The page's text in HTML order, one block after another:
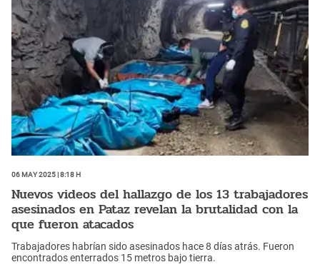
06 May 2025 | 8:18 h
Nuevos videos del hallazgo de los 13 trabajadores
asesinados en Pataz revelan la brutalidad con la
que fueron atacados
Trabajadores habrían sido asesinados hace 8 días atrás. Fueron
encontrados enterrados 15 metros bajo tierra.